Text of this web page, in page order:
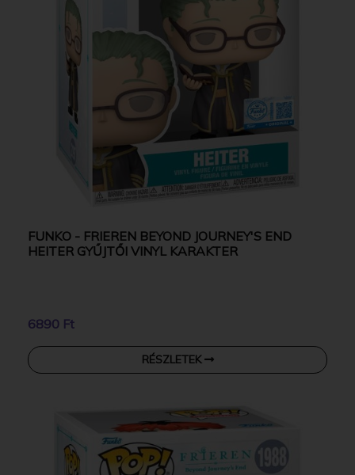
FUNKO - FRIEREN BEYOND JOURNEY'S END
HEITER GYŰJTŐI VINYL KARAKTER
6890 Ft
RÉSZLETEK